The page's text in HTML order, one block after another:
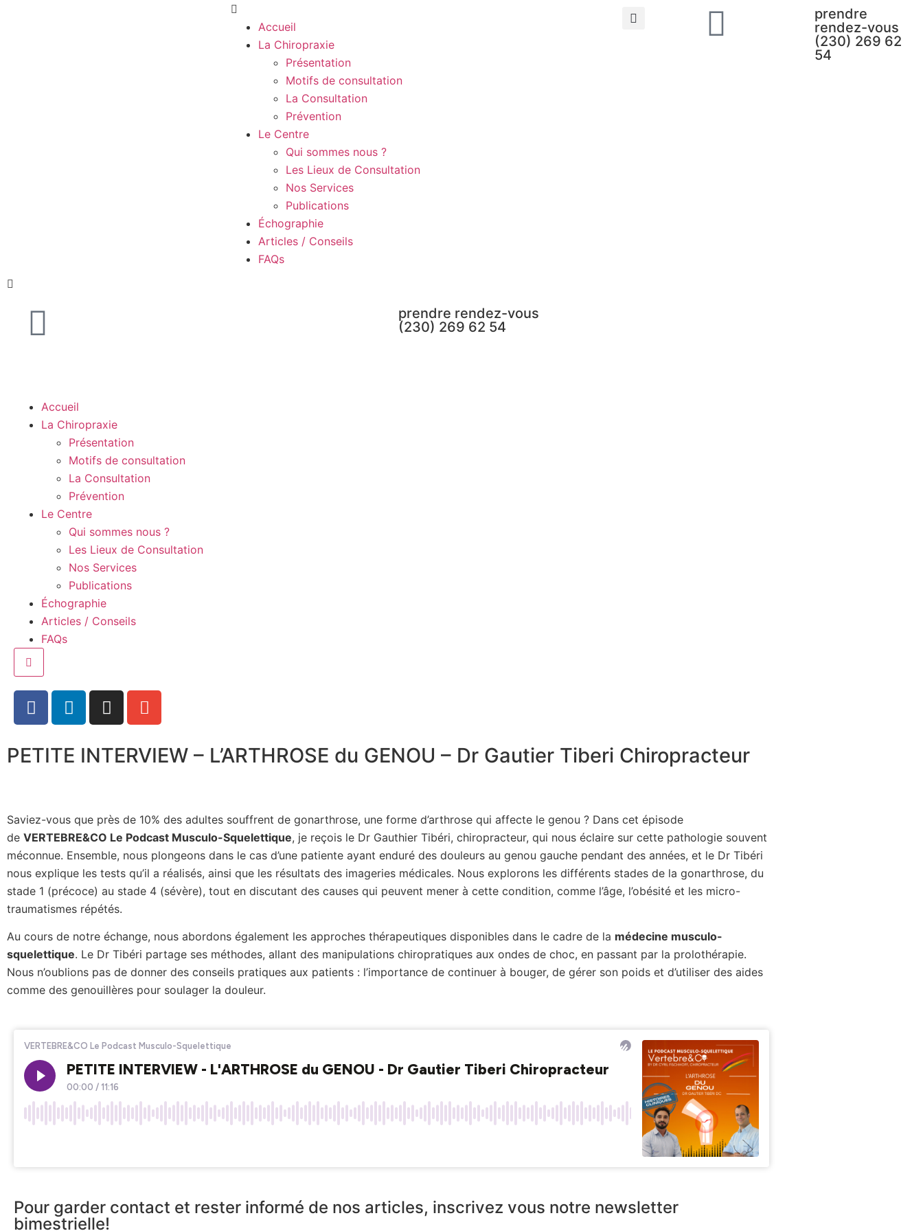
Accueil
La Chiropraxie
Présentation
Motifs de consultation
La Consultation
Prévention
Le Centre
Qui sommes nous ?
Les Lieux de Consultation
Nos Services
Publications
Échographie
Articles / Conseils
FAQs
prendre
rendez-vous
(230) 269 62
54
prendre rendez-vous
(230) 269 62 54
Accueil
La Chiropraxie
Présentation
Motifs de consultation
La Consultation
Prévention
Le Centre
Qui sommes nous ?
Les Lieux de Consultation
Nos Services
Publications
Échographie
Articles / Conseils
FAQs
PETITE INTERVIEW – L’ARTHROSE du GENOU – Dr Gautier Tiberi Chiropracteur
Saviez-vous que près de 10% des adultes souffrent de gonarthrose, une forme d’arthrose qui affecte le genou ? Dans cet épisode
de VERTEBRE&CO Le Podcast Musculo-Squelettique, je reçois le Dr Gauthier Tibéri, chiropracteur, qui nous éclaire sur cette pathologie souvent
méconnue. Ensemble, nous plongeons dans le cas d’une patiente ayant enduré des douleurs au genou gauche pendant des années, et le Dr Tibéri
nous explique les tests qu’il a réalisés, ainsi que les résultats des imageries médicales. Nous explorons les différents stades de la gonarthrose, du
stade 1 (précoce) au stade 4 (sévère), tout en discutant des causes qui peuvent mener à cette condition, comme l’âge, l’obésité et les micro-
traumatismes répétés.
Au cours de notre échange, nous abordons également les approches thérapeutiques disponibles dans le cadre de la médecine musculo-
squelettique. Le Dr Tibéri partage ses méthodes, allant des manipulations chiropratiques aux ondes de choc, en passant par la prolothérapie.
Nous n’oublions pas de donner des conseils pratiques aux patients : l’importance de continuer à bouger, de gérer son poids et d’utiliser des aides
comme des genouillères pour soulager la douleur.
Pour garder contact et rester informé de nos articles, inscrivez vous notre newsletter
bimestrielle!